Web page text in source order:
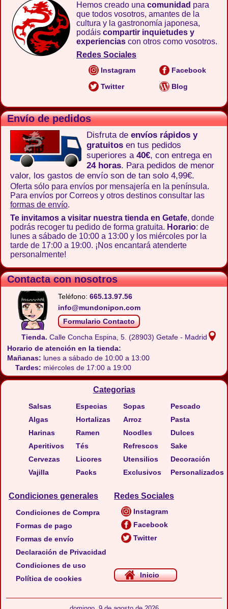
Hemos creado una comunidad para
que todos vosotros, amantes de la
cultura y la gastronomía japonesa,
podáis compartir inquietudes y
experiencias con otros como vosotros.
Redes Sociales
Instagram
Facebook
Twitter
Blog
Envío de pedidos
Disfruta de envíos rápidos y
gratuitos en tus pedidos
superiores a 40€, con entrega en
24 horas. Para pedidos de menor
valor, los gastos de envío son de tan solo 4,99€.
Oferta sólo para envíos por mensajería en la península.
Para envíos por Correos y otros destinos consultar las
formas de envío.
Te invitamos a visitar nuestra tienda en Getafe, donde
podrás recoger tu pedido de forma gratuita. Horario: de
lunes a sábado de 10:00 a 13:00 y los miércoles por la
tarde de 17:00 a 19:00. ¡Nos encantará atenderte
personalmente!
Contacta con nosotros
Teléfono: 665.13.97.56
info@mundonipon.com
Formulario Contacto
Tienda. Calle Concha Espina, 5. (28903) Getafe - Madrid
Horario de atención en la tienda:
Mañanas: lunes a sábado de 10:00 a 13:00
Tardes: miércoles de 17:00 a 19:00
Categorias
Salsas
Algas
Harinas
Aperitivos
Cervezas
Vajilla
Especias
Hortalizas
Ramen
Tés
Licores
Packs
Sopas
Arroz
Noodles
Refrescos
Utensilios
Exclusivos
Pescado
Pasta
Dulces
Sake
Decoración
Personalizados
Condiciones generales
Condiciones de Compra
Formas de pago
Formas de envío
Declaración de Privacidad
Condiciones de uso
Política de cookies
Redes Sociales
Instagram
Facebook
Twitter
Inicio